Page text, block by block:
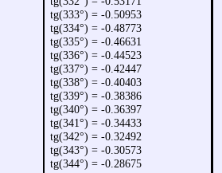
tg(333°) = -0.50953
tg(334°) = -0.48773
tg(335°) = -0.46631
tg(336°) = -0.44523
tg(337°) = -0.42447
tg(338°) = -0.40403
tg(339°) = -0.38386
tg(340°) = -0.36397
tg(341°) = -0.34433
tg(342°) = -0.32492
tg(343°) = -0.30573
tg(344°) = -0.28675